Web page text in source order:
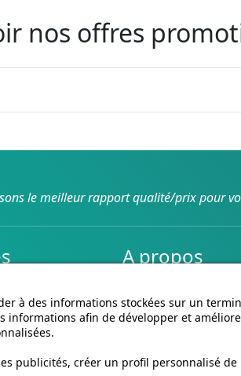
nos offres
le meilleur rapport qualité/prix pour
A propos
CGU cagnotte
Politique de cookies
Vidéos de pose
à des informations stockées sur un
informations afin de développer et
publicités, créer un profil personnalisé